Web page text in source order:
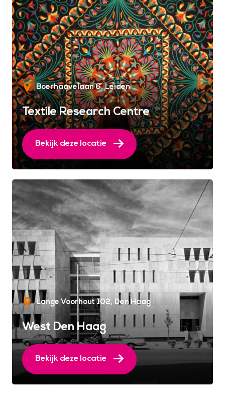
Boerhaavelaan 6 Leiden
Textile Research Centre
Bekijk deze locatie
Lange Voorhout 102 Den Haag
West Den Haag
Bekijk deze locatie